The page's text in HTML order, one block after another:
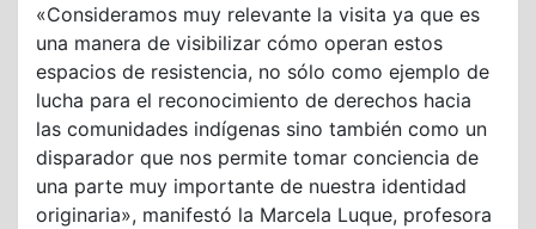
«Consideramos muy relevante la visita ya que es
una manera de visibilizar cómo operan estos
espacios de resistencia, no sólo como ejemplo de
lucha para el reconocimiento de derechos hacia
las comunidades indígenas sino también como un
disparador que nos permite tomar conciencia de
una parte muy importante de nuestra identidad
originaria», manifestó la Marcela Luque, profesora